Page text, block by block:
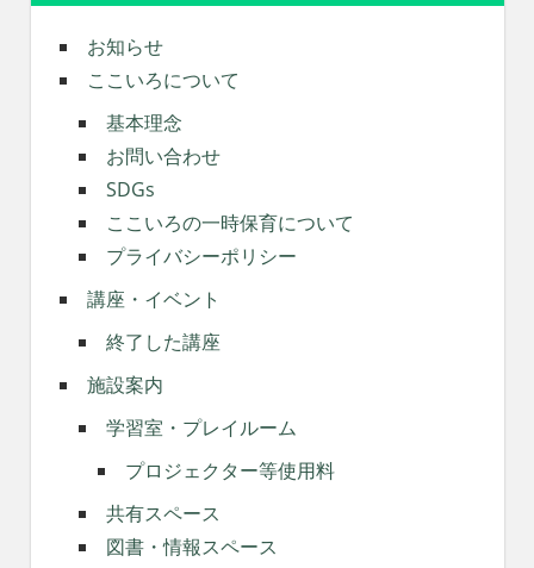
お知らせ
ここいろについて
基本理念
お問い合わせ
SDGs
ここいろの一時保育について
プライバシーポリシー
講座・イベント
終了した講座
施設案内
学習室・プレイルーム
プロジェクター等使用料
共有スペース
図書・情報スペース